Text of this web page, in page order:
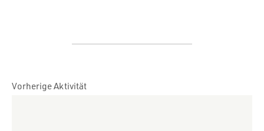
Vorherige Aktivität